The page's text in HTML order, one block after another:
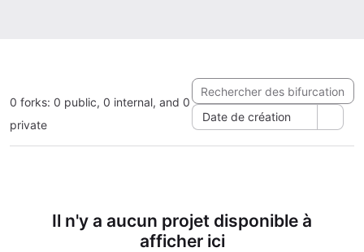
0 forks: 0 public, 0 internal, and 0
private
Date de création
Il n'y a aucun projet disponible à
afficher ici